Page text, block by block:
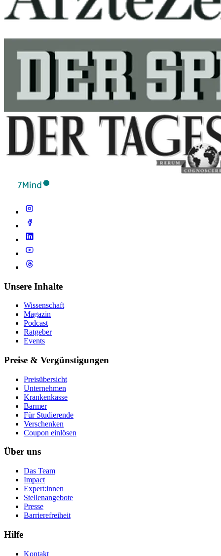
Unsere Inhalte
Wissenschaft
Magazin
Podcast
Ratgeber
Events
Preise & Vergünstigungen
Preisübersicht
Unternehmen
Krankenkasse
Barmer
Für Studierende
Ver­schen­ken
Coupon einlösen
Über uns
Das Team
Impact
Expert:innen
Stellenangebote
Presse
Barrierefreiheit
Hilfe
Kontakt